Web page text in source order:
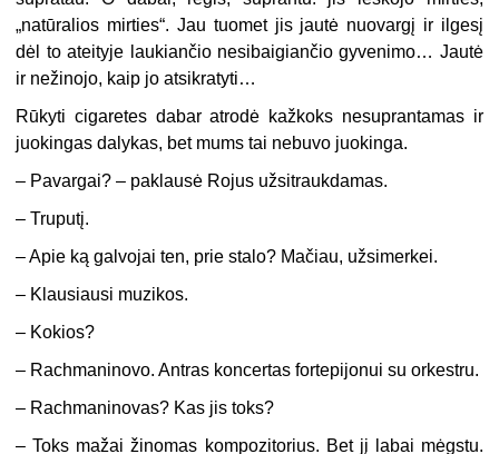
„natūralios mirties“. Jau tuomet jis jautė nuovargį ir ilgesį
dėl to ateityje laukiančio nesibaigiančio gyvenimo… Jautė
ir nežinojo, kaip jo atsikratyti…
Rūkyti cigaretes dabar atrodė kažkoks nesuprantamas ir
juokingas dalykas, bet mums tai nebuvo juokinga.
– Pavargai? – paklausė Rojus užsitraukdamas.
– Truputį.
– Apie ką galvojai ten, prie stalo? Mačiau, užsimerkei.
– Klausiausi muzikos.
– Kokios?
– Rachmaninovo. Antras koncertas fortepijonui su orkestru.
– Rachmaninovas? Kas jis toks?
– Toks mažai žinomas kompozitorius. Bet jį labai mėgstu.